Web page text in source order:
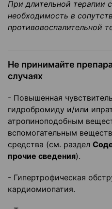
При длительной терапии
необходимость в
противовоспалительной
Не принимайте
случаях
- Повышенная
гидробромиду и/или
атропиноподобным
вспомогательным
средства (см. раздел
прочие сведения).
- Гипертрофическая
кардиомиопатия.